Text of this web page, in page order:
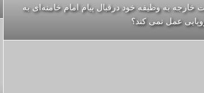
خارجه به وظیفه خود درقبال پیام امام خامنه‌ای به
عمل نمی کند؟